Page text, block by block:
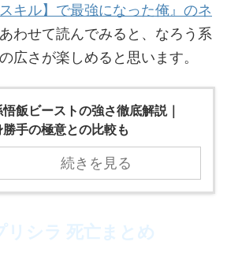
キル】で最強になった俺』のネ
わせて読んでみると、なろう系
広さが楽しめると思います。
悟飯ビーストの強さ徹底解説｜
勝手の極意との比較も
続きを見る
リシラ 死亡まとめ